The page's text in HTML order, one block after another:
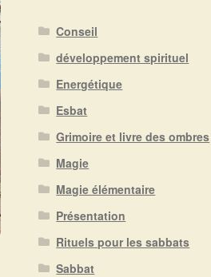
Conseil
développement spirituel
Energétique
Esbat
Grimoire et livre des ombres
Magie
Magie élémentaire
Présentation
Rituels pour les sabbats
Sabbat